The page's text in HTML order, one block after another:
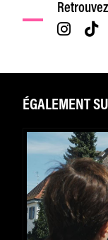
ÉGALEMENT